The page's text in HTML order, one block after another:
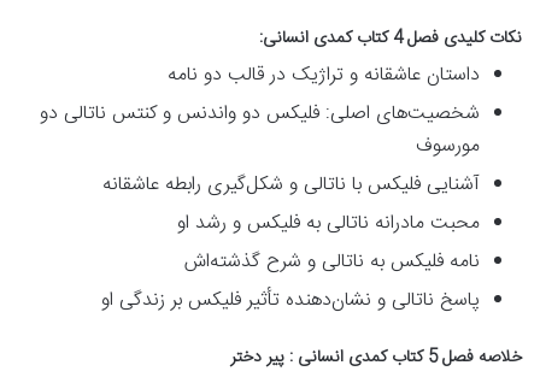
نکات کلیدی فصل 4 کتاب کمدی انسانی:
داستان عاشقانه و تراژیک در قالب دو نامه
شخصیت‌های اصلی: فلیکس دو واندنس و کنتس ناتالی دو
مورسوف
آشنایی فلیکس با ناتالی و شکل‌گیری رابطه عاشقانه
محبت مادرانه ناتالی به فلیکس و رشد او
نامه فلیکس به ناتالی و شرح گذشته‌اش
پاسخ ناتالی و نشان‌دهنده تأثیر فلیکس بر زندگی او
خلاصه فصل 5 کتاب کمدی انسانی : پیر دختر